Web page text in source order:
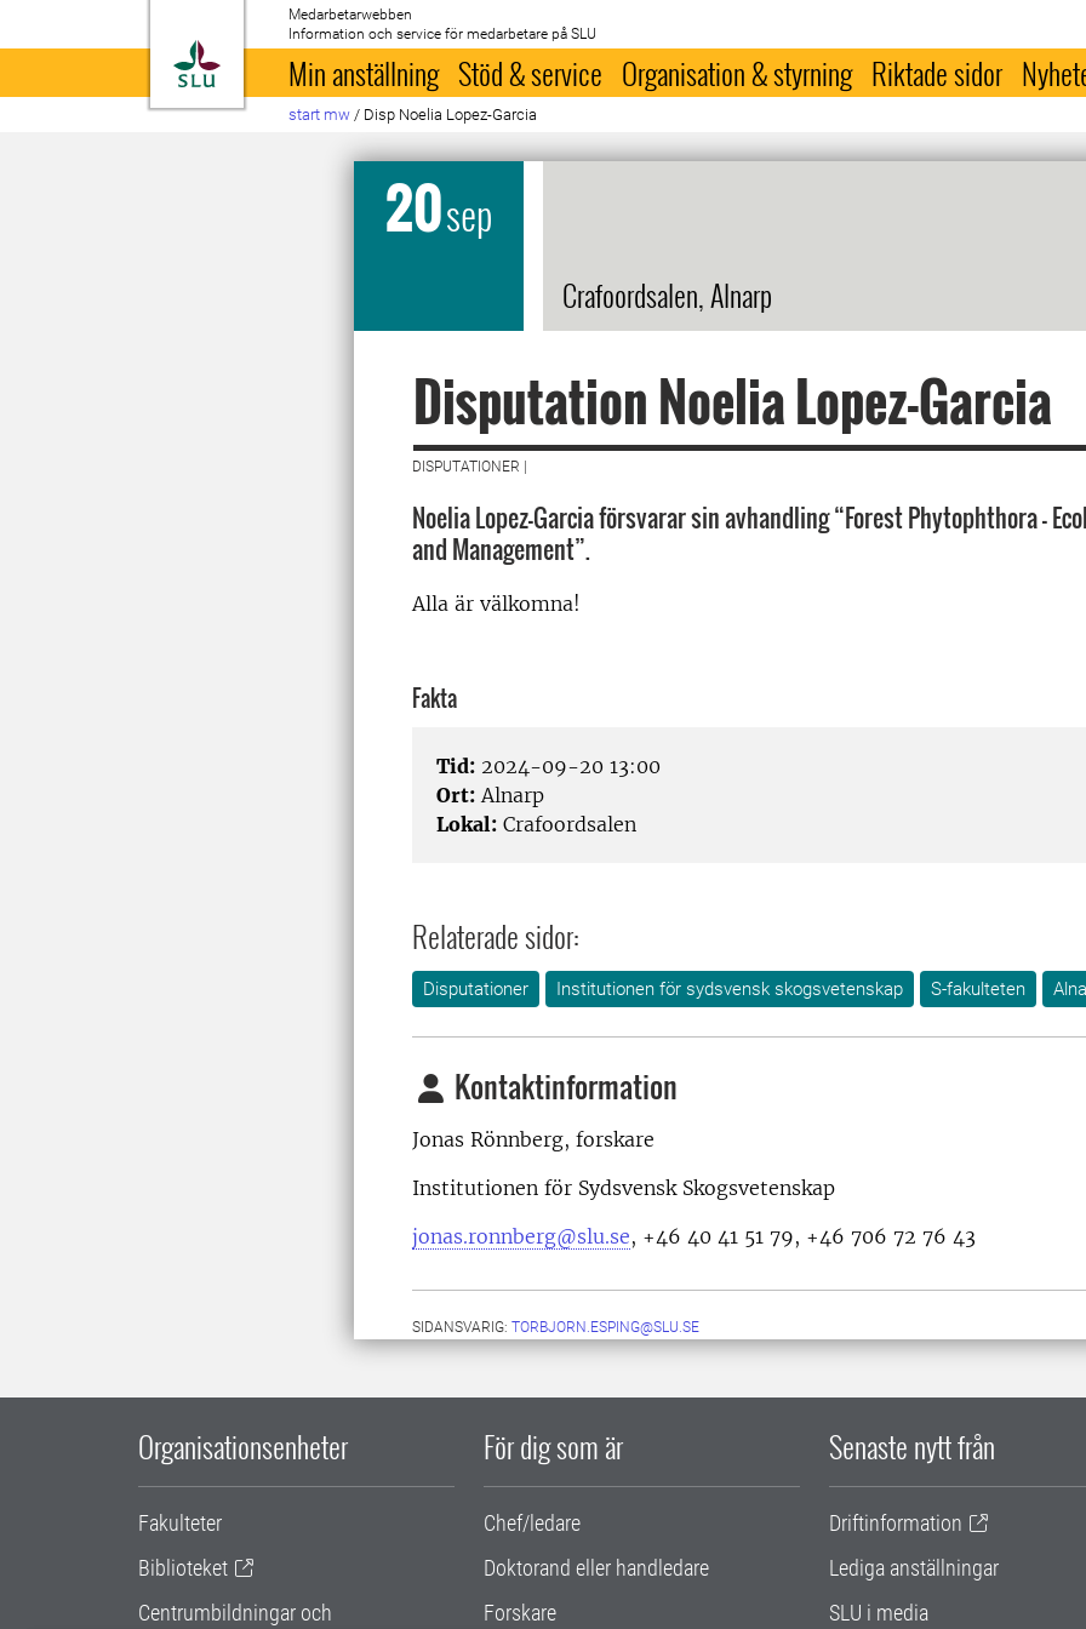
Till startsida
Medarbetarwebben
Information och service för medarbetare på SLU
Min anställning Stöd & service Organisation & styrning Riktade sidor
start mw / Disp Noelia Lopez-Garcia
20sep
Crafoordsalen, Alnarp
Disputation Noelia Lopez-Garcia
DISPUTATIONER |
Noelia Lopez-Garcia försvarar sin avhandling “Forest Phytophthora –
and Management”.
Alla är välkomna!
Fakta
Tid: 2024-09-20 13:00
Ort: Alnarp
Lokal: Crafoordsalen
Relaterade sidor:
Disputationer Institutionen för sydsvensk skogsvetenskap S-fakulteten
Kontaktinformation
Jonas Rönnberg, forskare
Institutionen för Sydsvensk Skogsvetenskap
jonas.ronnberg@slu.se, +46 40 41 51 79, +46 706 72 76 43
SIDANSVARIG: TORBJORN.ESPING@SLU.SE
Organisationsenheter
Fakulteter
Biblioteket
Centrumbildningar och
För dig som är
Chef/ledare
Doktorand eller handledare
Forskare
Senaste nytt från
Driftinformation
Lediga anställningar
SLU i media